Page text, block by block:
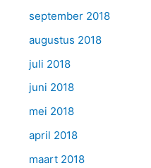
september 2018
augustus 2018
juli 2018
juni 2018
mei 2018
april 2018
maart 2018